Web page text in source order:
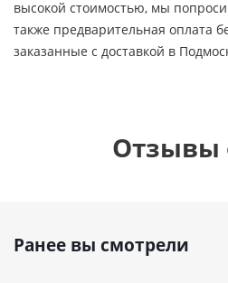
высокой стоимостью, мы
также предварительная оплата
заказанные с доставкой в
Отзывы
Ранее вы смотрели